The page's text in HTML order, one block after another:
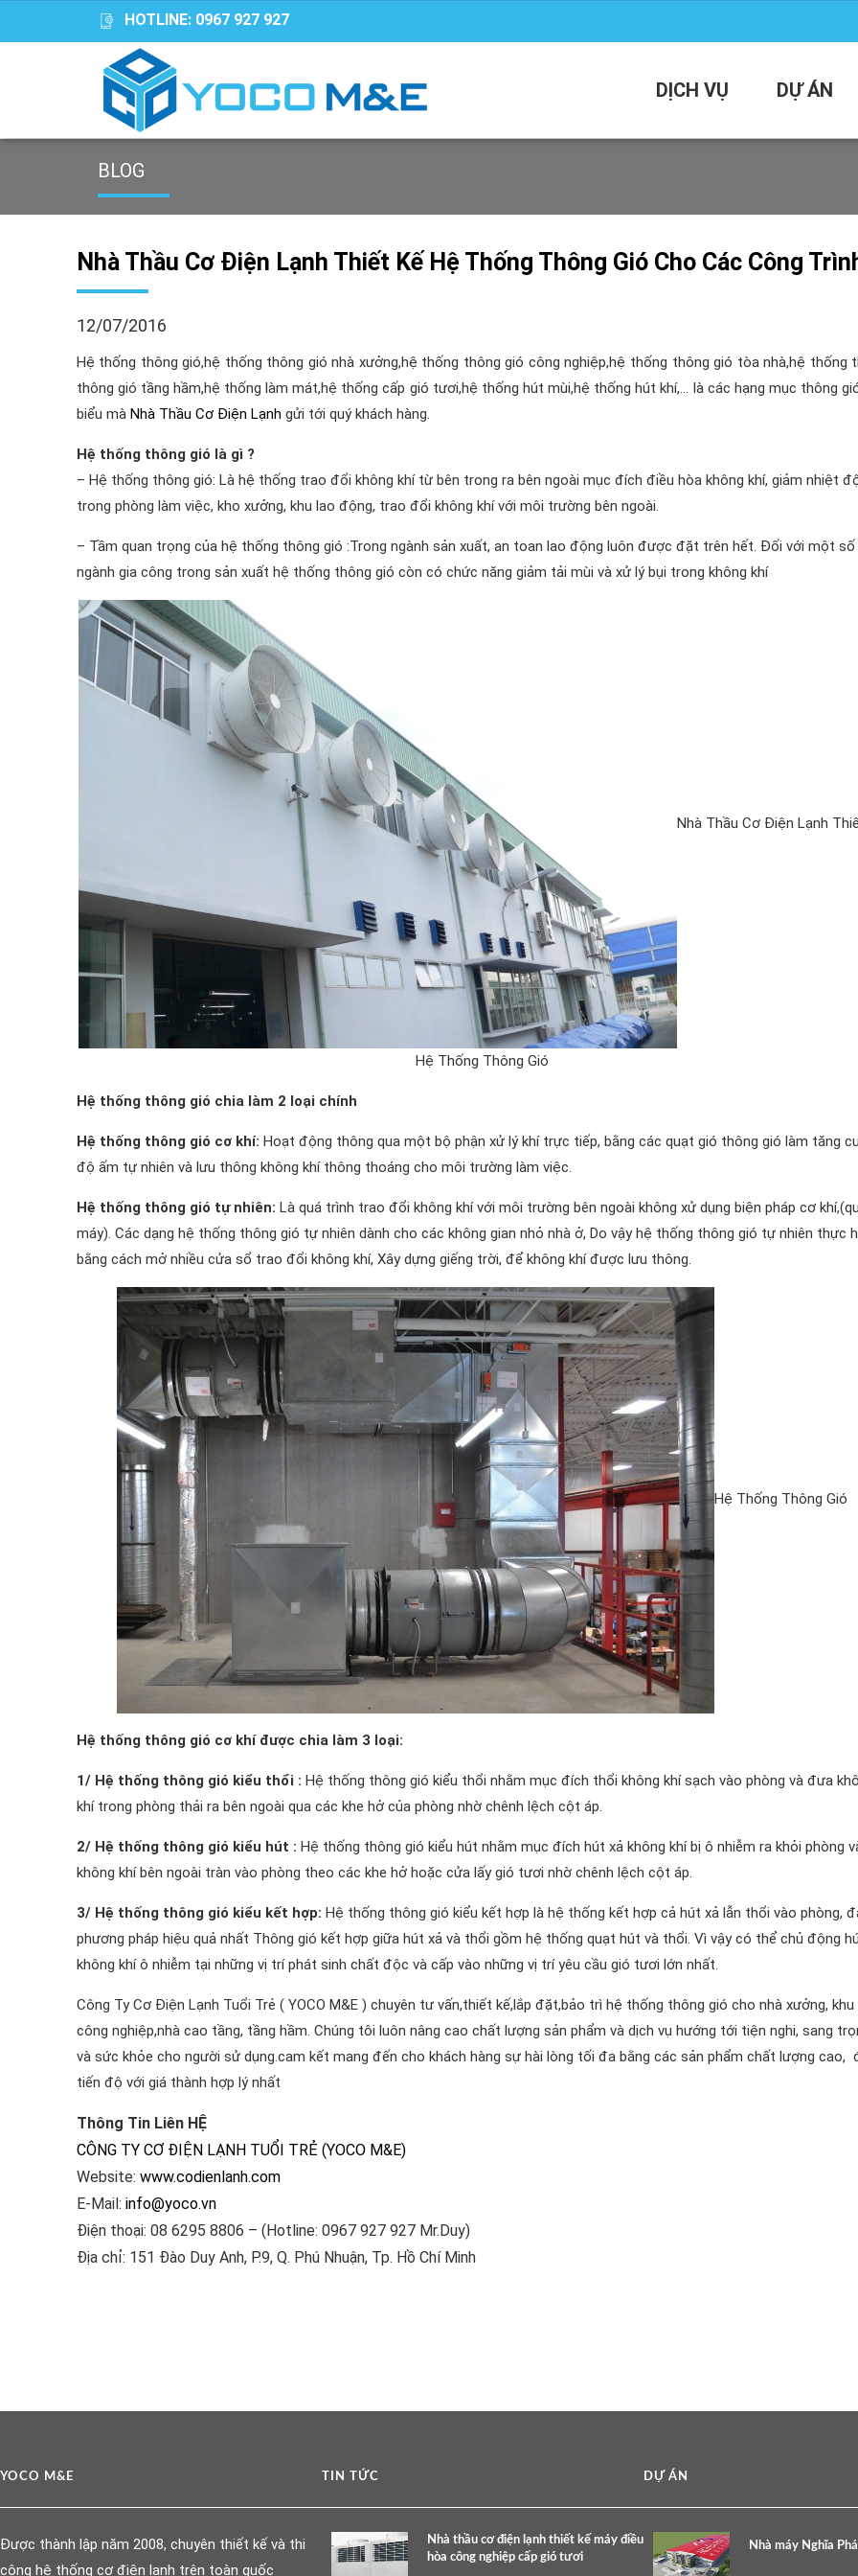
HOTLINE: 0967 927 927
DỊCH VỤ DỰ ÁN
BLOG
Nhà Thầu Cơ Điện Lạnh Thiết Kế Hệ Thống Thông Gió Cho Các Công
12/07/2016
Hệ thống thông gió,hệ thống thông gió nhà xưởng,hệ thống thông gió công nghiệp,hệ thống thông gió tòa nhà,hệ thống
thông gió tầng hầm,hệ thống làm mát,hệ thống cấp gió tươi,hệ thống hút mùi,hệ thống hút khí,… là các hạng mục thông
biểu mà Nhà Thầu Cơ Điện Lạnh gửi tới quý khách hàng.
Hệ thống thông gió là gì ?
– ​Hệ thống thông gió: Là hệ thống trao đổi không khí từ bên trong ra bên ngoài mục đích điều hòa không khí, giảm nhiệt
trong phòng làm việc, kho xưởng, khu lao động, trao đổi không khí với môi trường bên ngoài.
– Tầm quan trọng của hệ thống thông gió :Trong ngành sản xuất, an toan lao động luôn được đặt trên hết. Đối với một số
ngành gia công trong sản xuất hệ thống thông gió còn có chức năng giảm tải mùi và xử lý bụi trong không khí
Nhà Thầu Cơ Điện Lạnh
Hệ Thống Thông Gió
Hệ thống thông gió chia làm 2 loại chính
Hệ thống thông gió cơ khí: Hoạt động thông qua một bộ phận xử lý khí trực tiếp, bằng các quạt gió thông gió làm tăng
độ ấm tự nhiên và lưu thông không khí thông thoáng cho môi trường làm việc.
Hệ thống thông gió tự nhiên: Là quá trình trao đổi không khí với môi trường bên ngoài không xử dụng biện pháp cơ
máy). Các dạng hệ thống thông gió tự nhiên dành cho các không gian nhỏ nhà ở, Do vậy hệ thống thông gió tự nhiên thực
bằng cách mở nhiều cửa sổ trao đổi không khí, Xây dựng giếng trời, để không khí được lưu thông.
Hệ Thống Thông Gió
Hệ thống thông gió cơ khí được chia làm 3 loại:
1/ Hệ thống thông gió kiểu thổi : Hệ thống thông gió kiểu thổi nhằm mục đích thổi không khí sạch vào phòng và đưa
khí trong phòng thải ra bên ngoài qua các khe hở của phòng nhờ chênh lệch cột áp.
2/ Hệ thống thông gió kiểu hút : Hệ thống thông gió kiểu hút nhằm mục đích hút xả không khí bị ô nhiễm ra khỏi phòng
không khí bên ngoài tràn vào phòng theo các khe hở hoặc cửa lấy gió tươi nhờ chênh lệch cột áp.
3/ Hệ thống thông gió kiểu kết hợp: Hệ thống thông gió kiểu kết hợp là hệ thống kết hợp cả hút xả lẫn thổi vào phòng,
phương pháp hiệu quả nhất Thông gió kết hợp giữa hút xả và thổi gồm hệ thống quạt hút và thổi. Vì vậy có thể chủ động
không khí ô nhiễm tại những vị trí phát sinh chất độc và cấp vào những vị trí yêu cầu gió tươi lớn nhất.
Công Ty Cơ Điện Lạnh Tuổi Trẻ ( YOCO M&E ) chuyên tư vấn,thiết kế,lắp đặt,bảo trì hệ thống thông gió cho nhà xưởng, khu
công nghiệp,nhà cao tầng, tầng hầm. Chúng tôi luôn nâng cao chất lượng sản phẩm và dịch vụ hướng tới tiện nghi, sang
và sức khỏe cho người sử dụng.cam kết mang đến cho khách hàng sự hài lòng tối đa bằng các sản phẩm chất lượng cao,
tiến độ với giá thành hợp lý nhất
Thông Tin Liên HỆ
CÔNG TY CƠ ĐIỆN LẠNH TUỔI TRẺ (YOCO M&E)
Website: www.codienlanh.com
E-Mail: info@yoco.vn
Điện thoại: 08 6295 8806 – (Hotline: 0967 927 927 Mr.Duy)
Địa chỉ: 151 Đào Duy Anh, P.9, Q. Phú Nhuận, Tp. Hồ Chí Minh
YOCO M&E
Được thành lập năm 2008, chuyên thiết kế và thi
công hệ thống cơ điện lạnh trên toàn quốc
TIN TỨC
Nhà thầu cơ điện lạnh thiết kế máy điều
hòa công nghiệp cấp gió tươi
DỰ ÁN
Nhà máy Nghĩa